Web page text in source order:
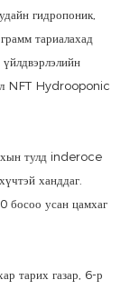
гидропоник,
тариалахад
NFT Hydrooponic
тулд inderoce
ханддаг.
босоо усан цамхаг
тарих газар, 6-р